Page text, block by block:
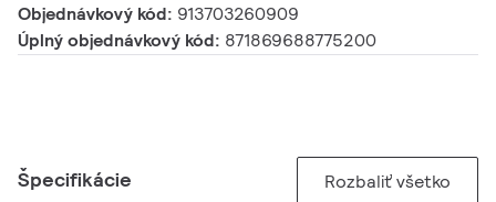
Objednávkový kód: 913703260909
Úplný objednávkový kód: 871869688775200
Špecifikácie Rozbaliť všetko